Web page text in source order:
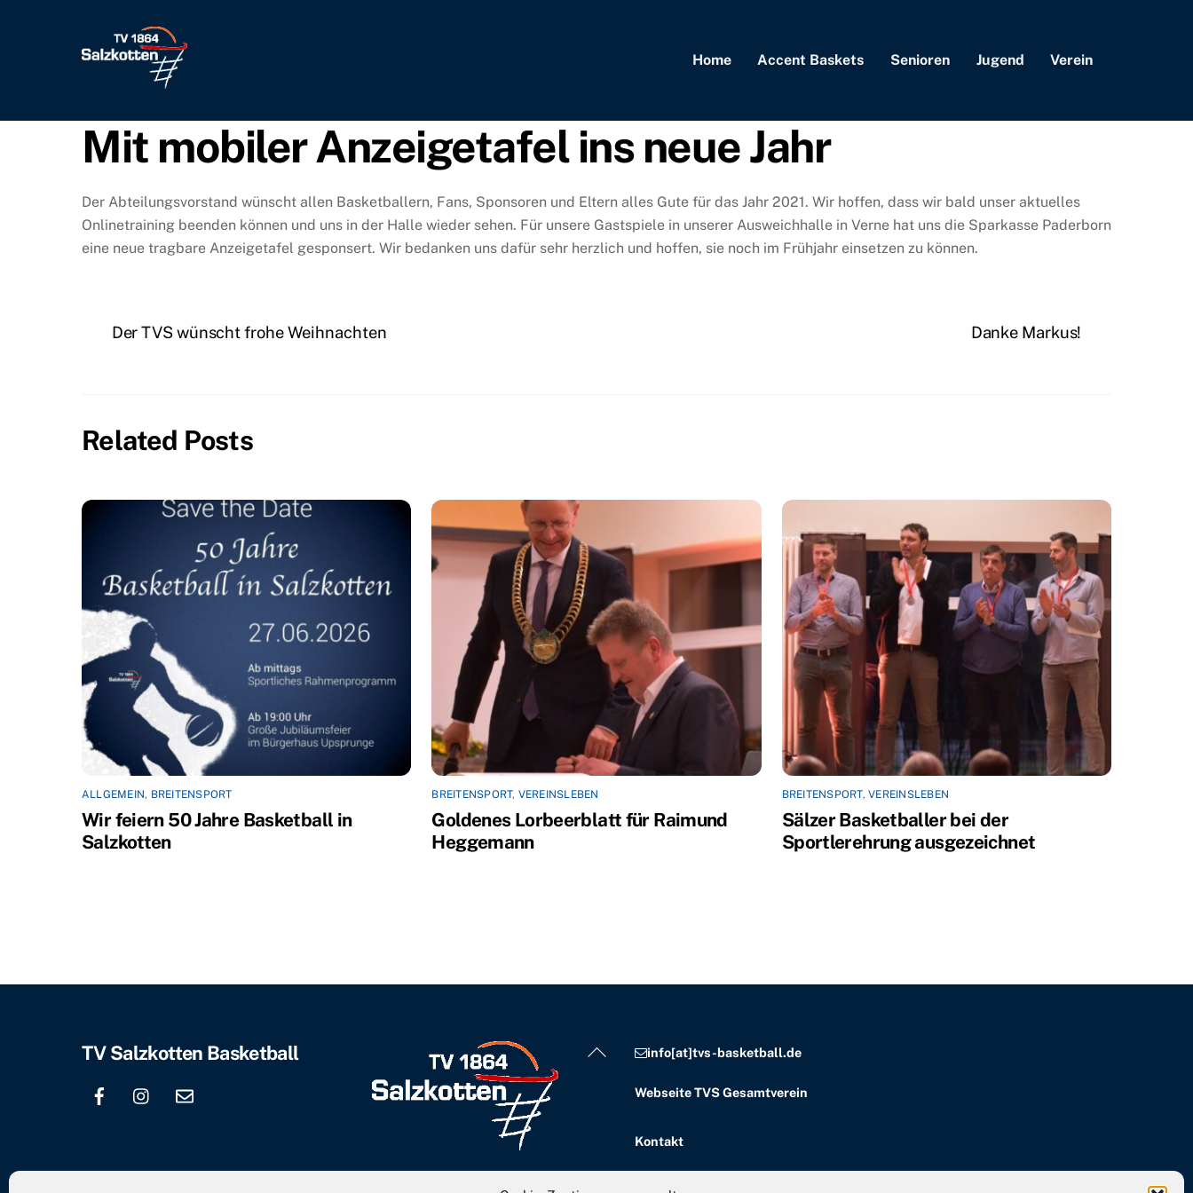
Home Accent Baskets Senioren Jugend Verein
Mit mobiler Anzeigetafel ins neue Jahr
Der Abteilungsvorstand wünscht allen Basketballern, Fans, Sponsoren und Eltern alles Gute für das Jahr 2021. Wir hoffen, dass wir bald unser aktuelles
Onlinetraining beenden können und uns in der Halle wieder sehen. Für unsere Gastspiele in unserer Ausweichhalle in Verne hat uns die Sparkasse Paderborn
eine neue tragbare Anzeigetafel gesponsert. Wir bedanken uns dafür sehr herzlich und hoffen, sie noch im Frühjahr einsetzen zu können.
Der TVS wünscht frohe Weihnachten Danke Markus!
Related Posts
ALLGEMEIN, BREITENSPORT
Wir feiern 50 Jahre Basketball in
Salzkotten
BREITENSPORT, VEREINSLEBEN
Goldenes Lorbeerblatt für Raimund
Heggemann
BREITENSPORT,VEREINSLEBEN
Sälzer Basketballer bei der
Sportlerehrung ausgezeichnet
Back
TV Salzkotten Basketball info[at]tvs-basketball.de
Webseite TVS Gesamtverein
Kontakt